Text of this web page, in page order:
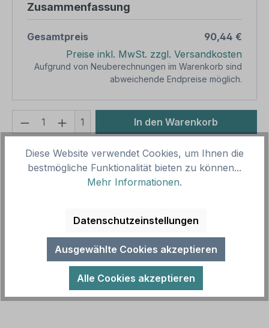
Zusammenfassung
Gesamtpreis
90,44 €
Preise inkl. MwSt. zzgl. Versandkosten
Aufgrund von Neuberechnungen im Warenkorb sind
abweichende Endpreise möglich.
Produkt Anzahl: Gib den
1 In den Warenkorb
Produktnummer:SH17314.2
Vorlagenummer: SP-02-B-18-GR
Dieses Bouleplatzschild / Pétanque-Schild in 3
unserer Spielplatz-Schilders…Mehr
Diese Website verwendet Cookies, um Ihnen die
bestmögliche Funktionalität bieten zu können...
Mehr Informationen.
Datenschutzeinstellungen
Ausgewählte Cookies akzeptieren
Alle Cookies akzeptieren